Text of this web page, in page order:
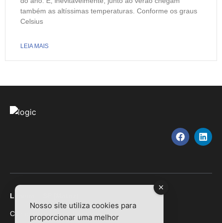
também as altíssimas temperaturas. Conforme os graus
Celsius
LEIA MAIS
Limeira – SP (Matriz)
Condominio Centro Empresarial
Nosso site utiliza cookies para
proporcionar uma melhor